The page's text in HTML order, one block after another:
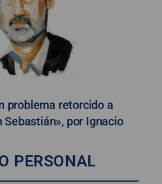
problema retorcido a
Sebastián», por Ignacio
PERSONAL